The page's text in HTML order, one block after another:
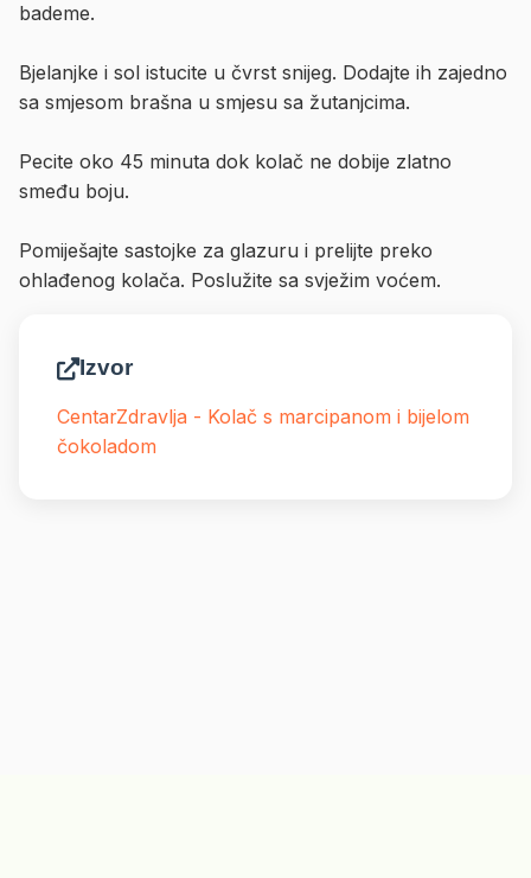
bademe.
Bjelanjke i sol istucite u čvrst snijeg. Dodajte ih zajedno
sa smjesom brašna u smjesu sa žutanjcima.
Pecite oko 45 minuta dok kolač ne dobije zlatno
smeđu boju.
Pomiješajte sastojke za glazuru i prelijte preko
ohlađenog kolača. Poslužite sa svježim voćem.
Izvor
CentarZdravlja - Kolač s marcipanom i bijelom
čokoladom